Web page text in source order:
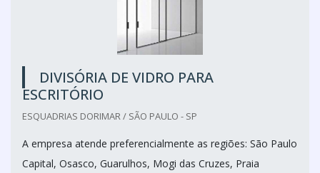
DIVISÓRIA DE VIDRO PARA
ESCRITÓRIO
ESQUADRIAS DORIMAR / SÃO PAULO - SP
A empresa atende preferencialmente as regiões: São Paulo
Capital, Osasco, Guarulhos, Mogi das Cruzes, Praia